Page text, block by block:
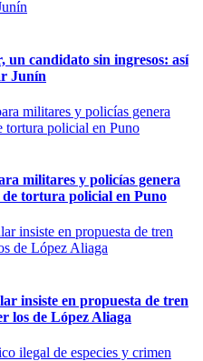
candidato sin ingresos: así
Junín
militares y policías genera
de tortura policial en Puno
insiste en propuesta de tren
los de López Aliaga